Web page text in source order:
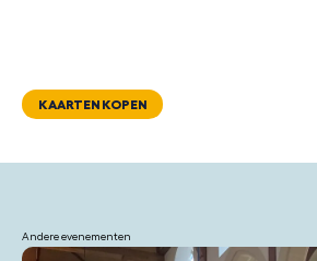
KAARTEN KOPEN
Andere evenementen